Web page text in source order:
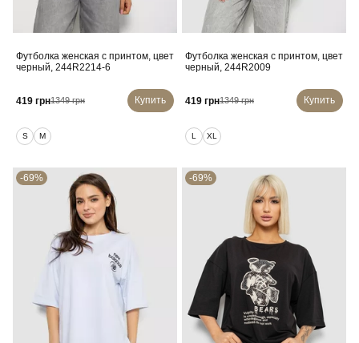
Футболка женская с принтом, цвет
черный, 244R2214-6
419 грн1349 грн Купить
S M
Футболка женская с принтом, цвет
черный, 244R2009
419 грн1349 грн Купить
L XL
-69% -69%